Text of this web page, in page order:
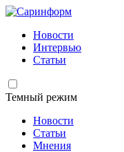
Новости
Интервью
Статьи
Темный режим
Новости
Статьи
Мнения